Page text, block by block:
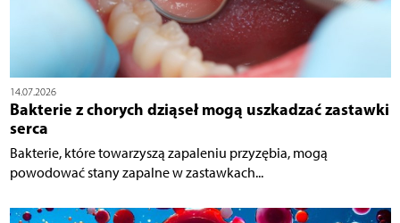
14.07.2026
Bakterie z chorych dziąseł mogą uszkadzać zastawki
serca
Bakterie, które towarzyszą zapaleniu przyzębia, mogą
powodować stany zapalne w zastawkach...